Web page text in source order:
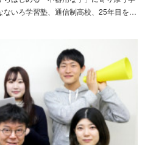
いろ学習塾、通信制高校、25年目を…